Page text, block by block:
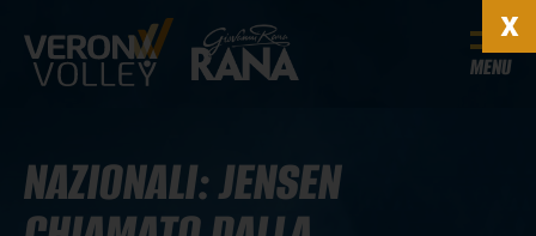
MENU
NAZIONALI: JENSEN